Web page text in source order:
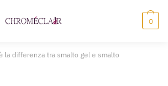
0
la differenza tra smalto gel e smalto